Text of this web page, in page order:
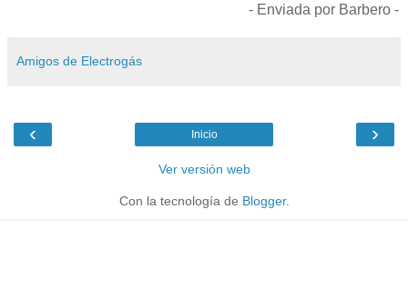
- Enviada por Barbero -
Amigos de Electrogás
‹ ›
Inicio
Ver versión web
Con la tecnología de Blogger.